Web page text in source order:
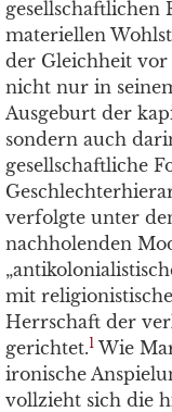
gesellschaftlichen
materiellen
der Gleichheit vor
nicht nur in
Ausgeburt der
sondern auch
gesellschaftliche
verfolgte unter
nachholenden
mit
Herrschaft der
gerichtet.1 Wie
ironische
vollzieht sich die